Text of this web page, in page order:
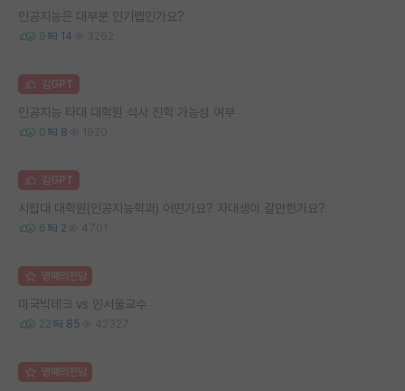
인공지능은 대부분 인기랩인가요?
9 14 3262
김GPT
인공지능 타대 대학원 석사 진학 가능성 여부
0 8 1920
김GPT
시립대 대학원(인공지능학과) 어떤가요? 자대생이 갈만한가요?
6 2 4701
명예의전당
미국빅테크 vs 인서울교수
22 85 42327
명예의전당